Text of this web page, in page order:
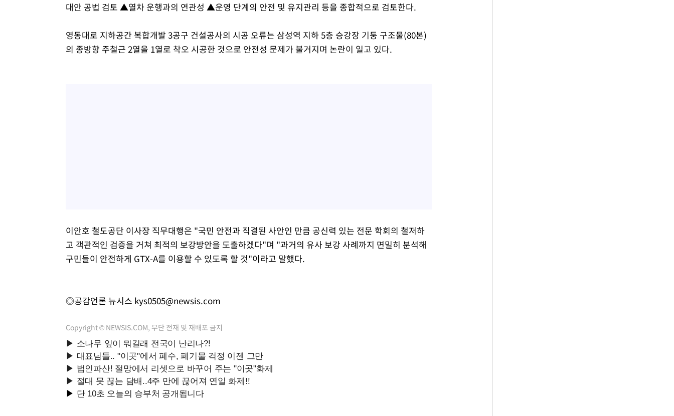
대안 공법 검토 ▲열차 운행과의 연관성 ▲운영 단계의 안전 및 유지관리 등을 종합적으로 검토한다.
영동대로 지하공간 복합개발 3공구 건설공사의 시공 오류는 삼성역 지하 5층 승강장 기둥 구조물(80본)
의 종방향 주철근 2열을 1열로 착오 시공한 것으로 안전성 문제가 불거지며 논란이 일고 있다.
이안호 철도공단 이사장 직무대행은 "국민 안전과 직결된 사안인 만큼 공신력 있는 전문 학회의 철저하
고 객관적인 검증을 거쳐 최적의 보강방안을 도출하겠다"며 "과거의 유사 보강 사례까지 면밀히 분석해
구민들이 안전하게 GTX-A를 이용할 수 있도록 할 것"이라고 말했다.
◎공감언론 뉴시스 kys0505@newsis.com
Copyright © NEWSIS.COM, 무단 전재 및 재배포 금지